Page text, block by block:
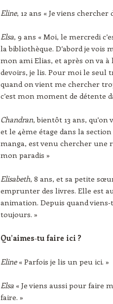
Eline, 12 ans « Je viens chercher
Elsa, 9 ans « Moi, le mercredi
la bibliothèque. D’abord je vois
mon ami Elias, et après on va à
devoirs, je lis. Pour moi le seul
quand on vient me chercher
c’est mon moment de détente
Chandran, bientôt 13 ans,
et le 4ème étage dans la
manga, est venu chercher une
mon paradis »
Elisabeth, 8 ans, et sa petite
emprunter des livres. Elle est
animation. Depuis quand
toujours. »
Qu’aimes‑tu faire ici ?
Eline « Parfois je lis un peu ici. »
Elsa « Je viens aussi pour faire
faire. »